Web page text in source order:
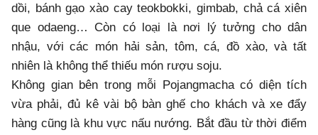
dồi, bánh gạo xào cay teokbokki, gimbab, chả cá xiên
que odaeng… Còn có loại là nơi lý tưởng cho dân
nhậu, với các món hải sản, tôm, cá, đồ xào, và tất
nhiên là không thể thiếu món rượu soju.
Không gian bên trong mỗi Pojangmacha có diện tích
vừa phải, đủ kê vài bộ bàn ghế cho khách và xe đẩy
hàng cũng là khu vực nấu nướng. Bắt đầu từ thời điểm